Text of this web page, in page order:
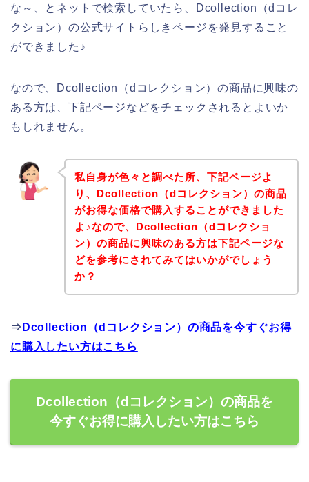
な～、とネットで検索していたら、Dcollection（dコレ
クション）の公式サイトらしきページを発見すること
ができました♪
なので、Dcollection（dコレクション）の商品に興味の
ある方は、下記ページなどをチェックされるとよいか
もしれません。
私自身が色々と調べた所、下記ページよ
り、Dcollection（dコレクション）の商品
がお得な価格で購入することができました
よ♪なので、Dcollection（dコレクショ
ン）の商品に興味のある方は下記ページな
どを参考にされてみてはいかがでしょう
か？
⇒ Dcollection（dコレクション）の商品を今すぐお得
に購入したい方はこちら
Dcollection（dコレクション）の商品を
今すぐお得に購入したい方はこちら